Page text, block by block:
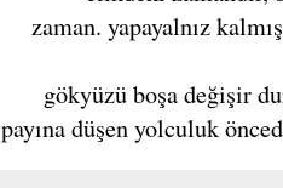
zaman. yapayalnız
gökyüzü boşa değişir
payına düşen yolculuk